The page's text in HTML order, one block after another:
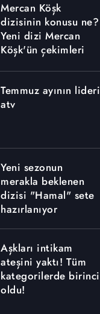
Mercan Köşk
dizisinin konusu ne?
Yeni dizi Mercan
Köşk'ün çekimleri
Temmuz ayının lideri
atv
Yeni sezonun
merakla beklenen
dizisi "Hamal" sete
hazırlanıyor
Aşkları intikam
ateşini yaktı! Tüm
kategorilerde birinci
oldu!